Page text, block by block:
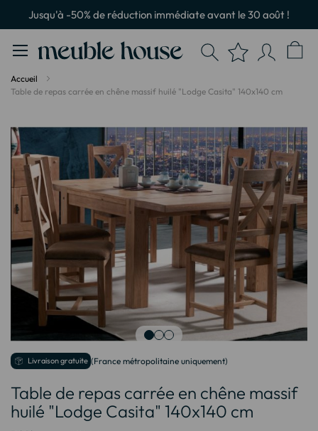
Jusqu'à -50% de réduction immédiate avant le 30 août !
Accueil
Table de repas carrée en chêne massif huilé "Lodge Casita" 140x140 cm
à
la
fin
galerie
d’images
Passer
début
de
la
Livraison gratuite (France métropolitaine uniquement)
Table de repas carrée en chêne massif
huilé "Lodge Casita" 140x140 cm
Panneau de gestion des cookies